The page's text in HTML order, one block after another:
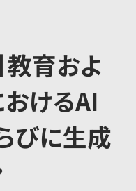
教育およ
けるAI
びに生成